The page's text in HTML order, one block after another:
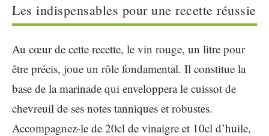
Les indispensables pour une recette réussie
Au cœur de cette recette, le vin rouge, un litre pour
être précis, joue un rôle fondamental. Il constitue la
base de la marinade qui enveloppera le cuissot de
chevreuil de ses notes tanniques et robustes.
Accompagnez-le de 20cl de vinaigre et 10cl d’huile,